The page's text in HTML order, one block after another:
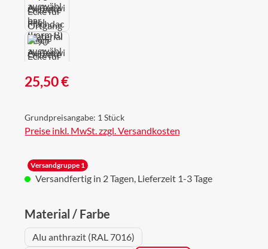
Regulärer Preis:
25,50 €
Grundpreisangabe: 1 Stück
Preise inkl. MwSt. zzgl. Versandkosten
Versandgruppe 1
Versandfertig in 2 Tagen, Lieferzeit 1-3 Tage
Material / Farbe
Alu anthrazit (RAL 7016)